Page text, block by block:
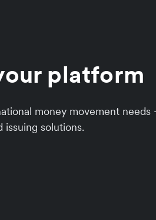
platform
money movement
issuing solutions.